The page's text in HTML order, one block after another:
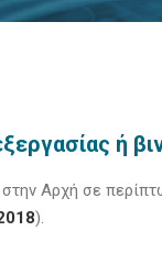
ή
Αρχή σε
).